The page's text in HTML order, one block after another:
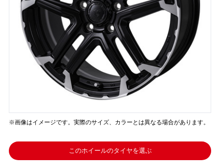
※画像はイメージです。実際のサイズ、カラーとは異なる場合があります。
このホイールのタイヤを選ぶ